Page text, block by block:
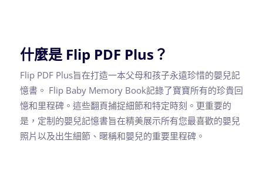
什麼是 Flip PDF Plus？
Flip PDF Plus旨在打造一本父母和孩子永遠珍惜的嬰兒記
憶書。 Flip Baby Memory Book記錄了寶寶所有的珍貴回
憶和里程碑。這些翻頁捕捉細節和特定時刻。更重要的
是，定制的嬰兒記憶書旨在精美展示所有您最喜歡的嬰兒
照片以及出生細節、暱稱和嬰兒的重要里程碑。